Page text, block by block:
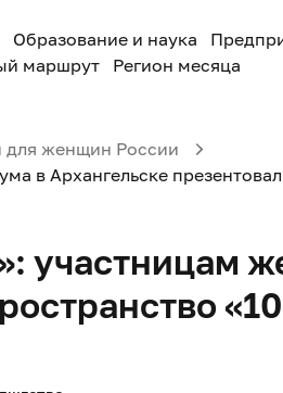
Образование и наука
маршрут Регион месяца
для женщин России
в Архангельске
участницам